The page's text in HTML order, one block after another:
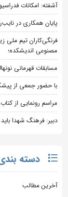
آشفته: امکانات
پایان همکاری در
فرنگی‌کاران تیم ملی
مصنوعی اندیشکده؛
مسابقات قهرمانی
با حضور جمعی از
مراسم رونمایی از
دبیر: فرهنگ شهدا
دسته
آخرین مطالب